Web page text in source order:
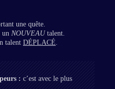
une quête.
un NOUVEAUtalent.
talent DÉPLACÉ.
: c’est avec le plus